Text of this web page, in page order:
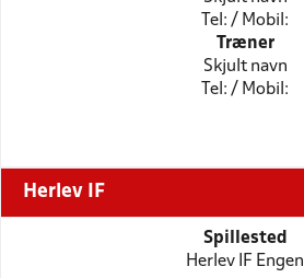
Tel: / Mobil:
Træner
Skjult navn
Tel: / Mobil:
Herlev IF
Spillested
Herlev IF Engen